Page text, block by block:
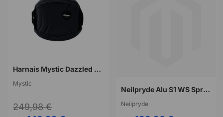
Harnais Mystic Dazzled Windsurf
Mystic
249,98 €
Neilpryde Alu S1 WS Spreader Bar
Neilpryde